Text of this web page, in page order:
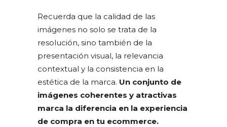
Recuerda que la calidad de las
imágenes no solo se trata de la
resolución, sino también de la
presentación visual, la relevancia
contextual y la consistencia en la
estética de la marca. Un conjunto de
imágenes coherentes y atractivas
marca la diferencia en la experiencia
de compra en tu ecommerce.